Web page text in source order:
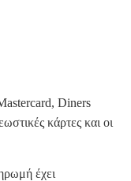
Diners
κάρτες και οι
έχει